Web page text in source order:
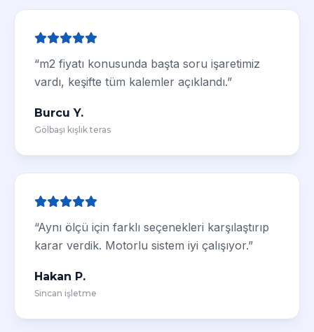
“m2 fiyatı konusunda başta soru işaretimiz
vardı, keşifte tüm kalemler açıklandı.”
Burcu Y.
Gölbaşı kışlık teras
“Aynı ölçü için farklı seçenekleri karşılaştırıp
karar verdik. Motorlu sistem iyi çalışıyor.”
Hakan P.
Sincan işletme